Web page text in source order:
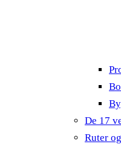
De 17
Ruter